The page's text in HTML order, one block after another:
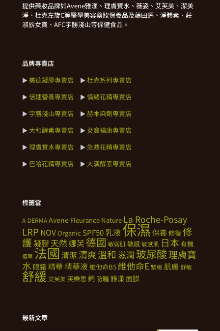
提供藥妝品牌如Avene雅漾、理膚寶水、薇姿、艾芙美、潔美
淨、杜克左旋C等醫學美容藥妝保養品及藤田鈣、淨體素、莊
淑旂女寶、AFC宇勝淺山等保健食品。
品牌專賣店
► 美德凝膠專賣店 ► 杜克系列專賣店
► 倍速營養專賣店 ► 情緒花精專賣店
► 宇勝淺山專賣店 ► 赫本染劑專賣店
► 大和酵素專賣店 ► 女寶福康專賣店
► 理膚寶水專賣店 ► 急救花精專賣店
► 巴哈花精專賣店 ► 大漢酵素專賣店
標籤雲
A-DERMAAvene Fleurance Nature La Roche-Posay
LRP NOVOrganic SPF50乳液 保濕保養修復修
護凝膠 天然娜芙德國 敏弱肌敏感敏感肌 日本 有機
植萃 法國清潔 清爽溫和 滋潤 玻尿酸理膚寶
水 眼霜 精華精華液 維他命B5 維他命E 緊緻 肌膚 舒敏
舒緩 艾芙美芙樂思 鈣 防曬雅漾面膜
最新文章